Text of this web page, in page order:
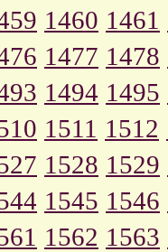
1460 1461
1477 1478
1494 1495
1511 1512
1528 1529
1545 1546
1562 1563